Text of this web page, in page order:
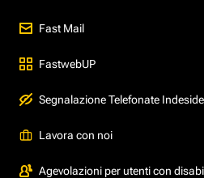
Fast Mail
FastwebUP
Segnalazione Telefonate
Lavora con noi
Agevolazioni per utenti con